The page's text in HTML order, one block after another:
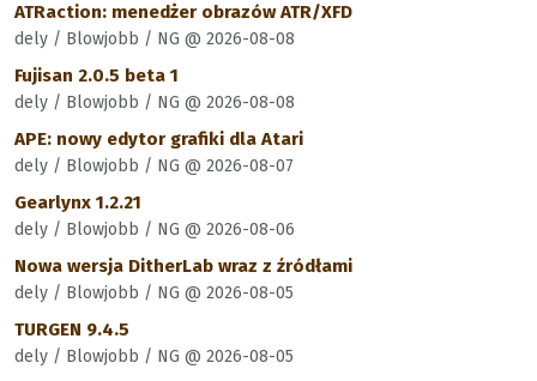
ATRaction: menedżer obrazów ATR/XFD
dely / Blowjobb / NG @ 2026-08-08
Fujisan 2.0.5 beta 1
dely / Blowjobb / NG @ 2026-08-08
APE: nowy edytor grafiki dla Atari
dely / Blowjobb / NG @ 2026-08-07
Gearlynx 1.2.21
dely / Blowjobb / NG @ 2026-08-06
Nowa wersja DitherLab wraz z źródłami
dely / Blowjobb / NG @ 2026-08-05
TURGEN 9.4.5
dely / Blowjobb / NG @ 2026-08-05